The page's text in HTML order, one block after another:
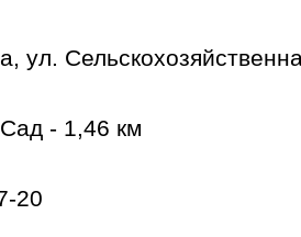
ул.
- 1,46 км
20